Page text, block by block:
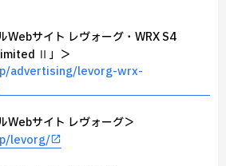
Webサイト レヴォーグ・WRX S4
Ⅱ」＞
advertising/levorg-wrx-
Webサイト レヴォーグ＞
levorg/